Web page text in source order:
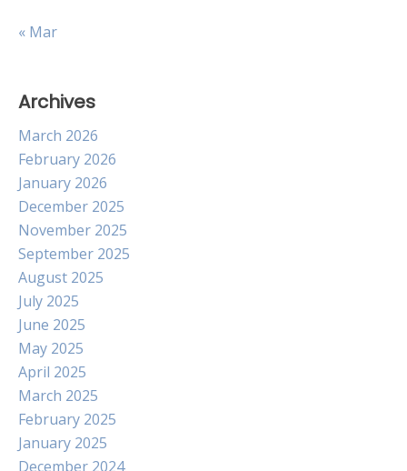
« Mar
Archives
March 2026
February 2026
January 2026
December 2025
November 2025
September 2025
August 2025
July 2025
June 2025
May 2025
April 2025
March 2025
February 2025
January 2025
December 2024